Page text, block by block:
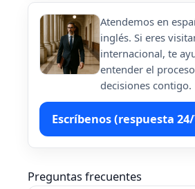
Atendemos en
inglés. Si eres
internacional, te
entender el
decisiones contigo.
Escríbenos (respuesta
Preguntas frecuentes